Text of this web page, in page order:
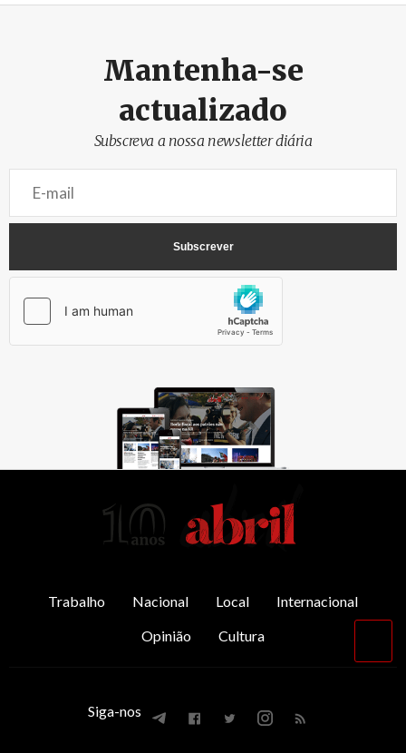
Mantenha-se
actualizado
Subscreva a nossa newsletter diária
Trabalho Nacional Local
Internacional
Opinião
Cultura
Siga-nos